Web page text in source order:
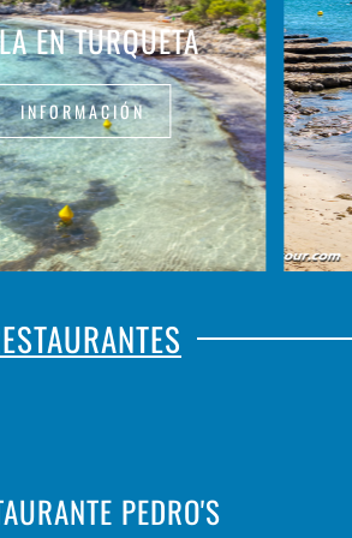
EN TURQUETA
INFORMACIÓN
PEDRO'S